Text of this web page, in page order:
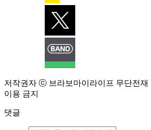
저작권자 ⓒ 브라보마이라이프 무단전재
이용 금지
댓글